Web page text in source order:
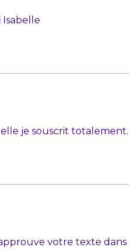
je souscrit totalement.
votre texte dans